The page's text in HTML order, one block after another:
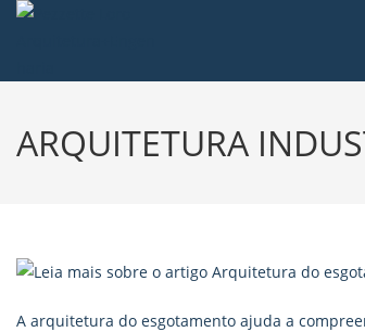
ARQUITETURA
A arquitetura do esgotamento ajuda a